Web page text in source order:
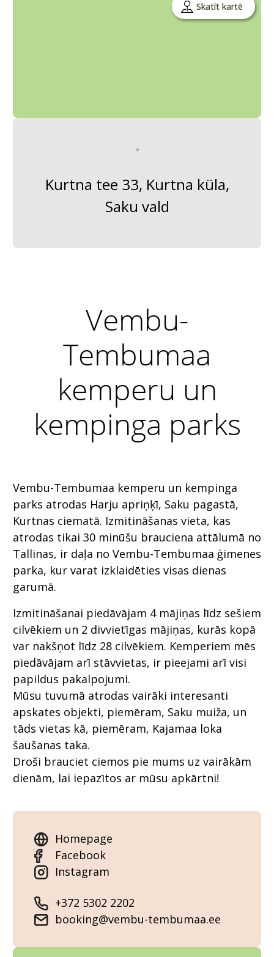
Skatīt kartē
Kurtna tee 33, Kurtna küla,
Saku vald
Vembu-
Tembumaa
kemperu un
kempinga parks
Vembu-Tembumaa kemperu un kempinga
parks atrodas Harju apriņķī, Saku pagastā,
Kurtnas ciematā. Izmitināšanas vieta, kas
atrodas tikai 30 minūšu brauciena attālumā no
Tallinas, ir daļa no Vembu-Tembumaa ģimenes
parka, kur varat izklaidēties visas dienas
garumā.
Izmitināšanai piedāvājam 4 mājiņas līdz sešiem
cilvēkiem un 2 divvietīgas mājiņas, kurās kopā
var nakšņot līdz 28 cilvēkiem. Kemperiem mēs
piedāvājam arī stāvvietas, ir pieejami arī visi
papildus pakalpojumi.
Mūsu tuvumā atrodas vairāki interesanti
apskates objekti, piemēram, Saku muiža, un
tāds vietas kā, piemēram, Kajamaa loka
šaušanas taka.
Droši brauciet ciemos pie mums uz vairākām
dienām, lai iepazītos ar mūsu apkārtni!
Homepage
Facebook
Instagram
+372 5302 2202
booking@vembu-tembumaa.ee